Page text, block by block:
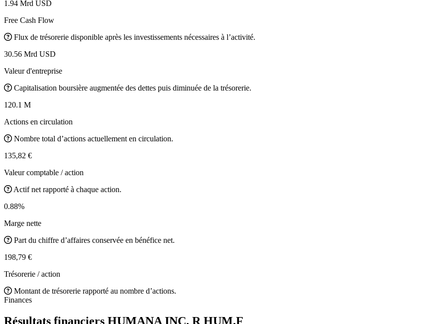
1.94 Mrd USD
Free Cash Flow
Flux de trésorerie disponible après les investissements nécessaires à l’activité.
30.56 Mrd USD
Valeur d'entreprise
Capitalisation boursière augmentée des dettes puis diminuée de la trésorerie.
120.1 M
Actions en circulation
Nombre total d’actions actuellement en circulation.
135,82 €
Valeur comptable / action
Actif net rapporté à chaque action.
0.88%
Marge nette
Part du chiffre d’affaires conservée en bénéfice net.
198,79 €
Trésorerie / action
Montant de trésorerie rapporté au nombre d’actions.
Finances
Résultats financiers HUMANA INC. R HUM.F